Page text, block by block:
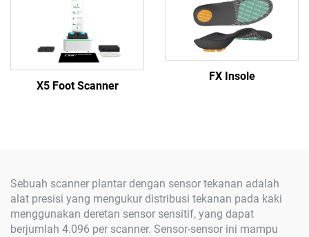
X5 Foot Scanner
FX Insole
Sebuah scanner plantar dengan sensor tekanan adalah
alat presisi yang mengukur distribusi tekanan pada kaki
menggunakan deretan sensor sensitif, yang dapat
berjumlah 4.096 per scanner. Sensor-sensor ini mampu